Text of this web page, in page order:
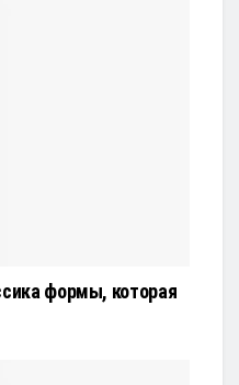
формы, которая